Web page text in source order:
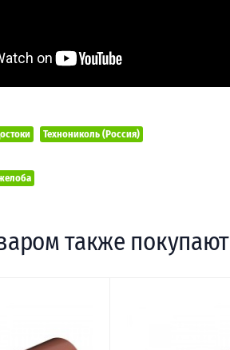
Технониколь (Россия)
также покупают